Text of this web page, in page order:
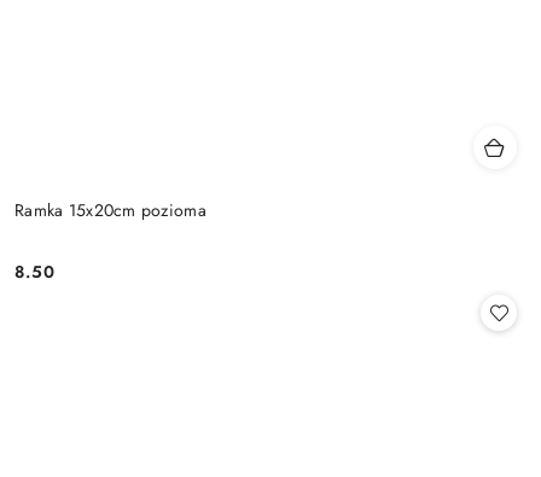
Ramka 15x20cm pozioma
Cena:
8.50